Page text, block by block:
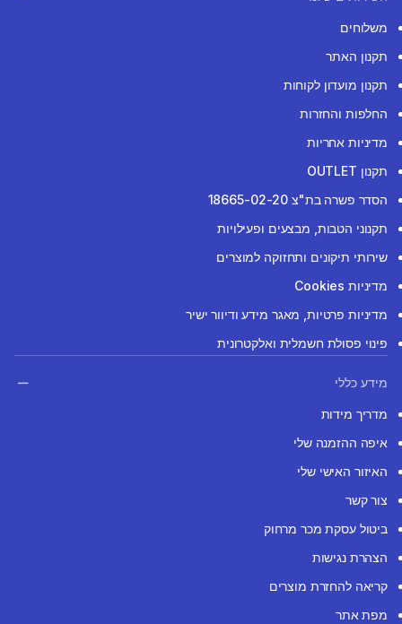
משלוחים
תקנון האתר
תקנון מועדון לקוחות
החלפות והחזרות
מדיניות אחריות
תקנון OUTLET
הסדר פשרה בת"צ 18665-02-20
תקנוני הטבות, מבצעים ופעילויות
שירותי תיקונים ותחזוקה למוצרים
מדיניות Cookies
מדיניות פרטיות, מאגר מידע ודיוור ישיר
פינוי פסולת חשמלית ואלקטרונית
מידע כללי
מדריך מידות
איפה ההזמנה שלי
האיזור האישי שלי
צור קשר
ביטול עסקת מכר מרחוק
הצהרת נגישות
קריאה להחזרת מוצרים
מפת אתר